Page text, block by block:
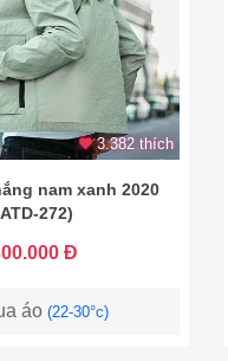
3.382 thích
nam xanh 2020
272)
Đ
áo (22-30°c)